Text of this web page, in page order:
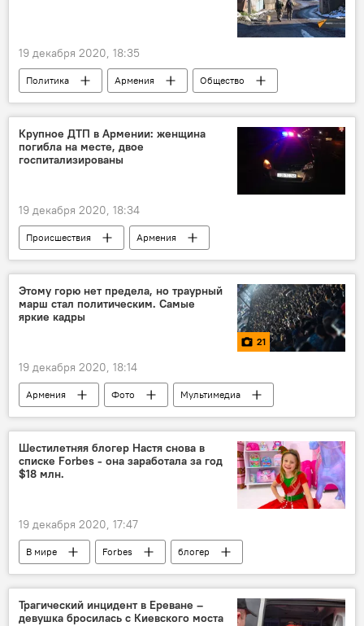
19 декабря 2020, 18:35
Политика Армения
Общество
Проблема демаркации армяно-азербайджанской границы
Давид-Бек
Новости Армения
дети
школа
Крупное ДТП в Армении: женщина
погибла на месте, двое
госпитализированы
19 декабря 2020, 18:34
Происшествия
Армения
Происшествия и инциденты в Армении
ДТП
Этому горю нет предела, но траурный
марш стал политическим. Самые
яркие кадры
21
19 декабря 2020, 18:14
Армения Фото
Мультимедиа
кадры
Траур
Шестилетняя блогер Настя снова в
списке Forbes - она заработала за год
$18 млн.
19 декабря 2020, 17:47
В мире Forbes блогер
Трагический инцидент в Ереване –
девушка бросилась с Киевского моста